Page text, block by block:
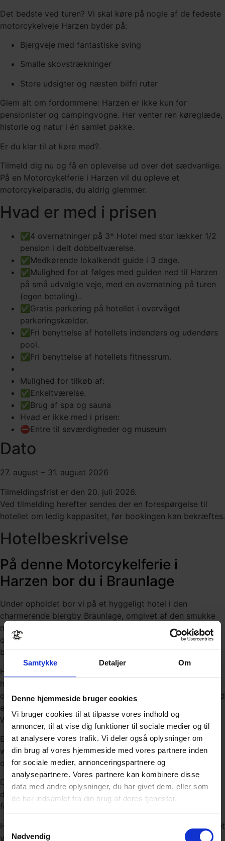
Samtykke Detaljer Om
Denne hjemmeside bruger cookies
Vi bruger cookies til at tilpasse vores indhold og
annoncer, til at vise dig funktioner til sociale medier og til
at analysere vores trafik. Vi deler også oplysninger om
din brug af vores hjemmeside med vores partnere inden
for sociale medier, annonceringspartnere og
analysepartnere. Vores partnere kan kombinere disse
data med andre oplysninger, du har givet dem, eller som
de har indsamlet fra din brug af deres tjenester.
Samtykkevalg
Nødvendig
Det bedste ved turen? Vi skal køre på nogle af de fedeste
motorcykelveje Harzen byder på:
Bjergveje med fantastiske sving
Smalle skovstrækninger
Store udsigter og næsten bilfri ruter
Glem alt om fordommene: Harzen er ikke kun for
pensionister og campingvogne. Her venter ren køreglæde,
historie og natur i én samlet pakke.
Er du klar til at køre med?.
Tilmeld dig nu og få en oplevelse ud over det sædvanlige.
På en Motorcykelferie i Harzen vil du opleve et
motorcykelparadis, du aldrig glemmer.
Hvad er med i prisen
✅4 overnatninger på 3* Hotel med stor lækker 1/2
pension i delt dobbeltværelse.
✅Medkørende lokalkendt guide i 3 dage.
✅Mulighed for at følges med guiden ned til Harzen
på små udvalgte veje, med en overnatning på turen
(egen betaling)..
✅Gratis parkering på hotellet i overvåget
parkeringskælder.
✅Fri benyttelse af hotellets indendørs og udendørs
pool.
✅Fri benyttelse af hotellets fitnessrum.
Mulighed for tilkøb af:
✅Enkeltværelse.
✅Brug af spa og sauna
Hvad er ikke med i prisen:
⛔Entre til seværdigheder og museum
Dato
27. august – 31. august 2026
Tilmeldingsfrist er den 20. juli 2026.
Ved tilmelding herefter sendes der en forespørgelse til
hotellet om ledig kappasitet, før bookingen kan bekræftes.
Hotelbeskrivelse
På denne Motorcykelferie i
Harzen bor du i Braunlage
Under opholdet bor vi på et hyggeligt hotel i den
charmerende bjergby Braunlage, omgivet af den smukke
natur i Harzen. Hotellet er et ideelt udgangspunkt for
oplevelser i området og ligger kun få kilometer fra den
berømte nationalpark.
Hotellet tilbyder komfortable værelser med egen balkon,
hvor du kan nyde udsigten over byen og de
omkringliggende omgivelser. Alle værelser er udstyret med
eget badeværelse, fladskærms-tv, værdiboks samt gratis
Wi-Fi.
Efter en dag på motorcyklen kan du slappe af i hotellets
wellnessfaciliteter, som blandt andet omfatter indendørs
og udendørs swimmingpool.
Derudover findes der en hyggelig restaurant og bar, hvor
dagens oplevelser kan deles over et godt måltid eller en
forfriskning.
Hver dag serveres en stor morgen- og aftensbuffet med et
varieret udvalg af både klassiske, kontinentale og